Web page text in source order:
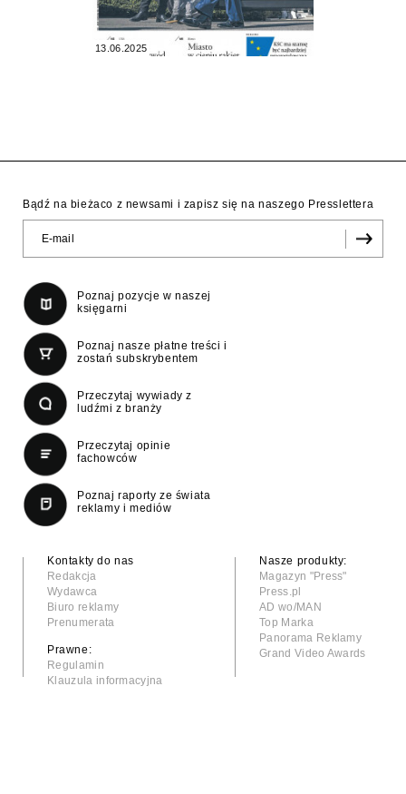
13.06.2025
Bądź na bieżaco z newsami i zapisz się na naszego Presslettera
Poznaj pozycje w naszej
księgarni
Poznaj nasze płatne treści i
zostań subskrybentem
Przeczytaj wywiady z
ludźmi z branży
Przeczytaj opinie
fachowców
Poznaj raporty ze świata
reklamy i mediów
Kontakty do nas
Redakcja
Wydawca
Biuro reklamy
Prenumerata
Prawne:
Regulamin
Klauzula informacyjna
Nasze produkty:
Magazyn "Press"
Press.pl
AD wo/MAN
Top Marka
Panorama Reklamy
Grand Video Awards